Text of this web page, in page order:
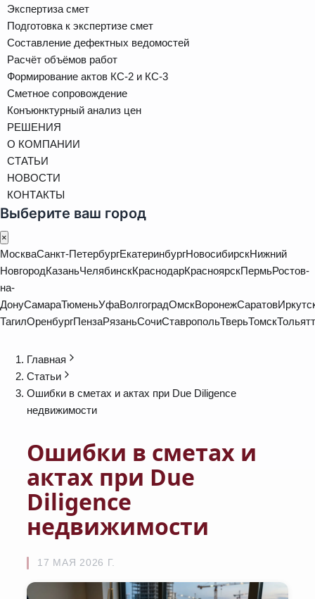
Экспертиза смет
Подготовка к экспертизе смет
Составление дефектных ведомостей
Расчёт объёмов работ
Формирование актов КС-2 и КС-3
Сметное сопровождение
Конъюнктурный анализ цен
РЕШЕНИЯ
О КОМПАНИИ
СТАТЬИ
НОВОСТИ
КОНТАКТЫ
Выберите ваш город
×
МоскваСанкт-ПетербургЕкатеринбургНовосибирскНижний
НовгородКазаньЧелябинскКраснодарКрасноярскПермьРостов-
на-
ДонуСамараТюменьУфаВолгоградОмскВоронежСаратов
ТагилОренбургПензаРязаньСочиСтавропольТверьТомск
Главная
Статьи
Ошибки в сметах и актах при Due Diligence
недвижимости
Ошибки в сметах и
актах при Due
Diligence
недвижимости
17 МАЯ 2026 Г.